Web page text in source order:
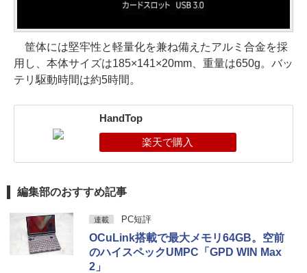
筐体には堅牢性と軽量化を兼ね備えたアルミ合金を採
用し、本体サイズは185×141×20mm、重量は650g。バッ
テリ駆動時間は約5時間。
HandTop
編集部のおすすめ記事
連載 PC短評
OCuLink搭載で最大メモリ64GB。空前
のハイスペックUMPC「GPD WIN Max
2」